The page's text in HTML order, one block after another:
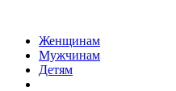
Женщинам
Мужчинам
Детям